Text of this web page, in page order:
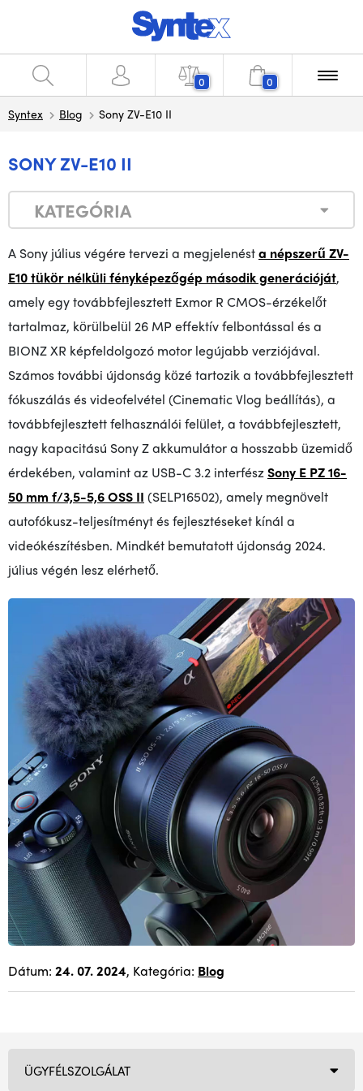
0 0
Syntex Blog Sony ZV-E10 II
SONY ZV-E10 II
KATEGÓRIA
A Sony július végére tervezi a megjelenésta népszerű ZV-
E10 tükör nélküli fényképezőgép második generációját,
amely egy továbbfejlesztett Exmor R CMOS-érzékelőt
tartalmaz, körülbelül 26 MP effektív felbontással és a
BIONZ XR képfeldolgozó motor legújabb verziójával.
Számos további újdonság közé tartozik a továbbfejlesztett
fókuszálás és videofelvétel (Cinematic Vlog beállítás), a
továbbfejlesztett felhasználói felület, a továbbfejlesztett,
nagy kapacitású Sony Z akkumulátor a hosszabb üzemidő
érdekében, valamint az USB-C 3.2 interfészSony E PZ 16-
50 mm f/3,5-5,6 OSS II (SELP16502), amely megnövelt
autofókusz-teljesítményt és fejlesztéseket kínál a
videókészítésben. Mindkét bemutatott újdonság 2024.
július végén lesz elérhető.
Dátum: 24. 07. 2024, Kategória: Blog
ÜGYFÉLSZOLGÁLAT